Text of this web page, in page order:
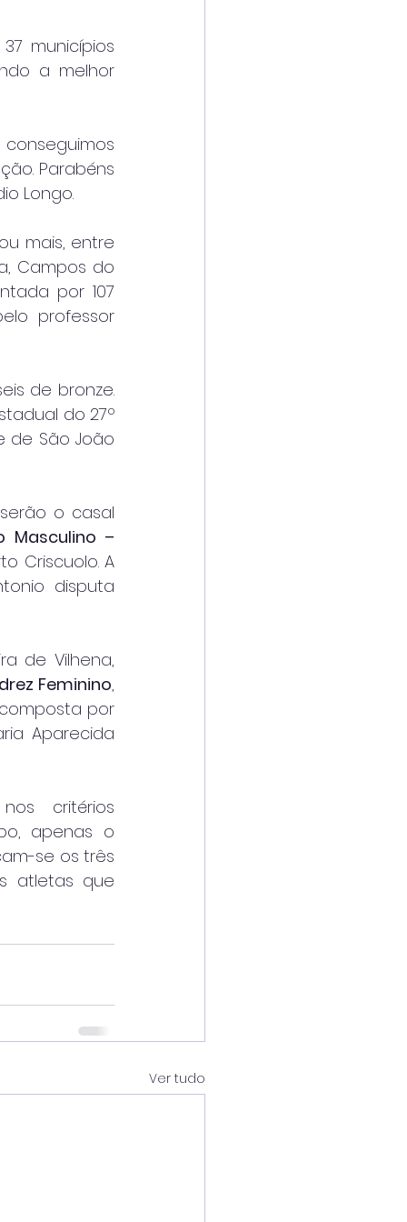
municípios
a melhor
conseguimos
Parabéns
Longo.
mais, entre
Campos do
por 107
professor
de bronze.
do 27º
de São João
o casal
Masculino –
Criscuolo. A
disputa
de Vilhena,
Feminino,
por
Aparecida
critérios
apenas o
se os três
atletas que
Ver tudo